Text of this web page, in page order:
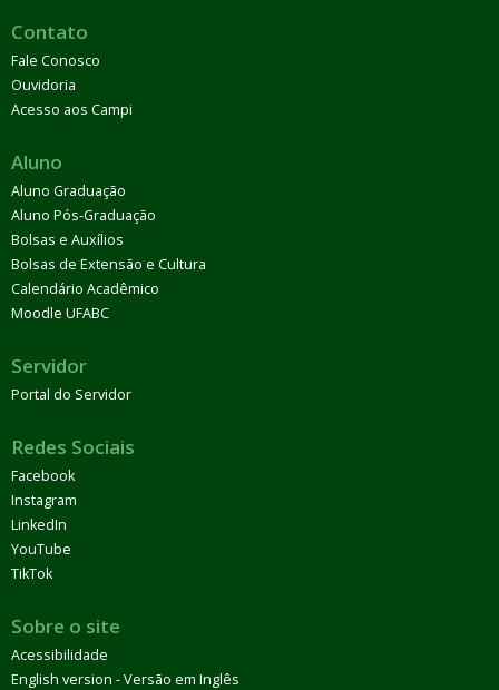
Contato
Fale Conosco
Ouvidoria
Acesso aos Campi
Aluno
Aluno Graduação
Aluno Pós-Graduação
Bolsas e Auxílios
Bolsas de Extensão e Cultura
Calendário Acadêmico
Moodle UFABC
Servidor
Portal do Servidor
Redes Sociais
Facebook
Instagram
LinkedIn
YouTube
TikTok
Sobre o site
Acessibilidade
English version - Versão em Inglês